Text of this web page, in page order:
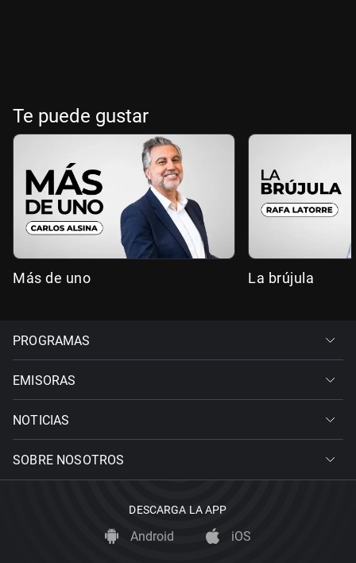
Te puede gustar
Más de uno La brújula
PROGRAMAS
EMISORAS
NOTICIAS
SOBRE NOSOTROS
DESCARGA LA APP
Android iOS